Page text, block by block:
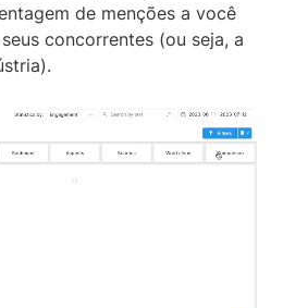
de menções a você
concorrentes (ou seja, a